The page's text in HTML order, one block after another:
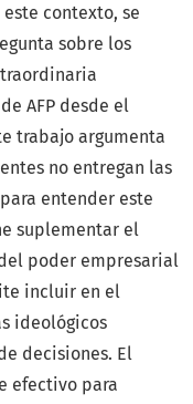
este contexto, se
sobre los
AFP desde el
trabajo argumenta
no entregan las
entender este
suplementar el
poder empresarial
incluir en el
ideológicos
decisiones. El
efectivo para